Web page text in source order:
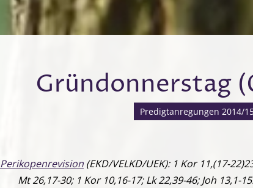
Gründonnerstag
Predigtanregungen 2014/
Perikopenrevision (EKD/VELKD/UEK): 1 Kor 11,(17-
Mt 26,17-30; 1 Kor 10,16-17; Lk 22,39-46; Joh 13,1-